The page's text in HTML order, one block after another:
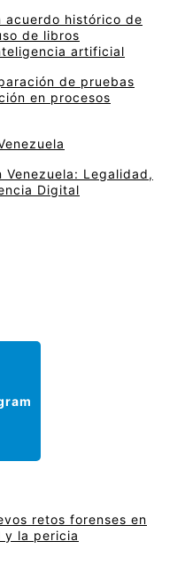
acuerdo histórico de
de libros
artificial
de pruebas
en procesos
Venezuela: Legalidad,
Digital
retos forenses en
y la pericia